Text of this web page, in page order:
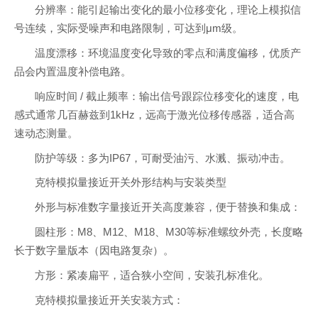
分辨率：能引起输出变化的最小位移变化，理论上模拟信
号连续，实际受噪声和电路限制，可达到μm级。
温度漂移：环境温度变化导致的零点和满度偏移，优质产
品会内置温度补偿电路。
响应时间 / 截止频率：输出信号跟踪位移变化的速度，电
感式通常几百赫兹到1kHz，远高于激光位移传感器，适合高
速动态测量。
防护等级：多为IP67，可耐受油污、水溅、振动冲击。
克特模拟量接近开关外形结构与安装类型
外形与标准数字量接近开关高度兼容，便于替换和集成：
圆柱形：M8、M12、M18、M30等标准螺纹外壳，长度略
长于数字量版本（因电路复杂）。
方形：紧凑扁平，适合狭小空间，安装孔标准化。
克特模拟量接近开关安装方式：